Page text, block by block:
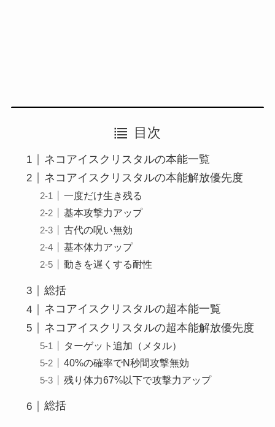
目次
ネコアイスクリスタルの本能一覧
ネコアイスクリスタルの本能解放優先度
一度だけ生き残る
基本攻撃力アップ
古代の呪い無効
基本体力アップ
動きを遅くする耐性
総括
ネコアイスクリスタルの超本能一覧
ネコアイスクリスタルの超本能解放優先度
ターゲット追加（メタル）
40%の確率でN秒間攻撃無効
残り体力67%以下で攻撃力アップ
総括